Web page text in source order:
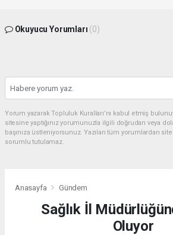
Okuyucu Yorumları (0)
Yorum yazarak Topluluk Kuralları’nı kabul etmiş
sitesine yaptığınız yorumunuzla ilgili doğrudan veya
başınıza üstleniyorsunuz. Yazılan tüm yorumlardan
sorumlu tutulamaz.
Anasayfa Gündem
Sağlık İl
Oluyor